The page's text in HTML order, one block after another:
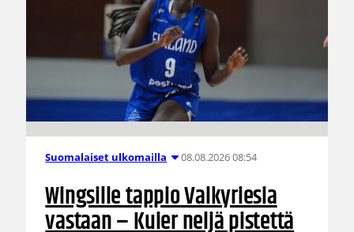
Suomalaiset ulkomailla 08.08.2026 08:54
Wingsille tappio Valkyriesia
vastaan – Kuier neljä pistettä